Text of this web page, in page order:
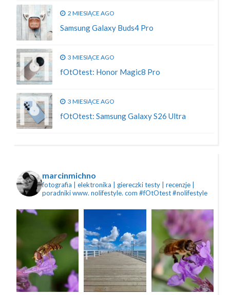
2 MIESIĄCE AGO
Samsung Galaxy Buds4 Pro
3 MIESIĄCE AGO
fOtOtest: Honor Magic8 Pro
3 MIESIĄCE AGO
fOtOtest: Samsung Galaxy S26 Ultra
marcinmichno
fotografia | elektronika | giereczkitesty | recenzje |
poradnikiwww. nolifestyle. com #fOtOtest #nolifestyle